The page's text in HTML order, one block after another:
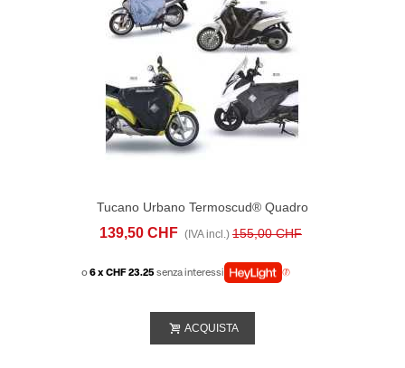
Tucano Urbano Termoscud® Quadro
139,50 CHF (IVA incl.) 155,00 CHF
o6 x CHF 23.25senza interessi
ACQUISTA